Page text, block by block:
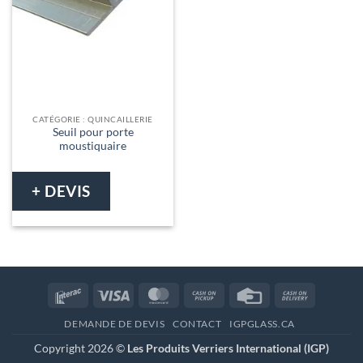
CATÉGORIE : QUINCAILLERIE
Seuil pour porte
moustiquaire
+ DEVIS
Interac Visa MasterCardCash
Pickup
Credit
DEMANDE DE DEVIS CONTACT IGPGLASS.CA
Copyright 2026 © Les Produits Verriers International (IGP)